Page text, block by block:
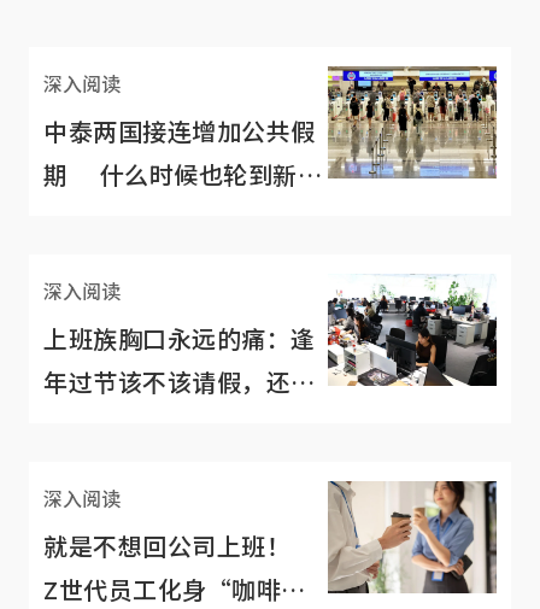
深入阅读
中泰两国接连增加公共假
期 什么时候也轮到新加
深入阅读
上班族胸口永远的痛：逢
年过节该不该请假，还是
深入阅读
就是不想回公司上班！
Z世代员工化身“咖啡打